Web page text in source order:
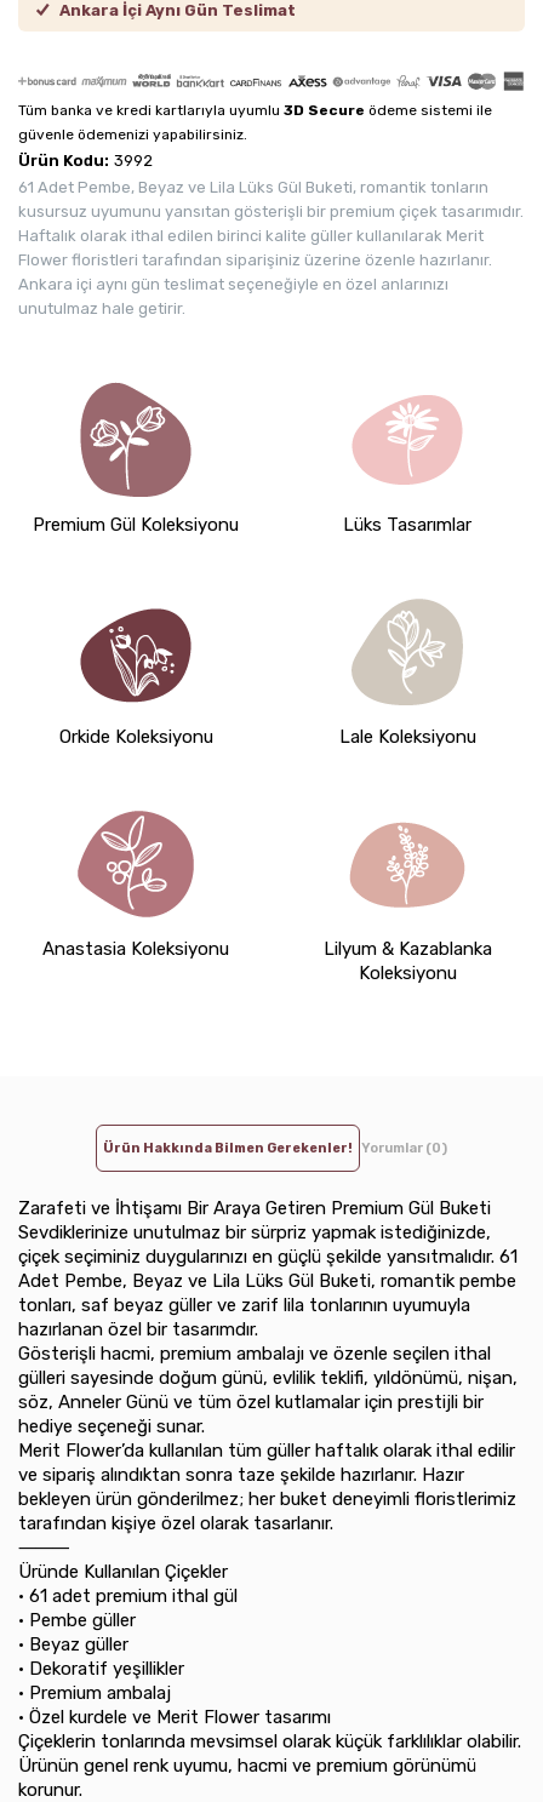
Ankara İçi Aynı Gün Teslimat
Tüm banka ve kredi kartlarıyla uyumlu 3D Secure ödeme sistemi ile
güvenle ödemenizi yapabilirsiniz.
Ürün Kodu: 3992
61 Adet Pembe, Beyaz ve Lila Lüks Gül Buketi, romantik tonların
kusursuz uyumunu yansıtan gösterişli bir premium çiçek tasarımıdır.
Haftalık olarak ithal edilen birinci kalite güller kullanılarak Merit
Flower floristleri tarafından siparişiniz üzerine özenle hazırlanır.
Ankara içi aynı gün teslimat seçeneğiyle en özel anlarınızı
unutulmaz hale getirir.
Premium Gül Koleksiyonu Lüks Tasarımlar
Orkide Koleksiyonu Lale Koleksiyonu
Anastasia Koleksiyonu
Lilyum & Kazablanka
Koleksiyonu
Ürün Hakkında Bilmen Gerekenler! Yorumlar (0)
Zarafeti ve İhtişamı Bir Araya Getiren Premium Gül Buketi
Sevdiklerinize unutulmaz bir sürpriz yapmak istediğinizde,
çiçek seçiminiz duygularınızı en güçlü şekilde yansıtmalıdır. 61
Adet Pembe, Beyaz ve Lila Lüks Gül Buketi, romantik pembe
tonları, saf beyaz güller ve zarif lila tonlarının uyumuyla
hazırlanan özel bir tasarımdır.
Gösterişli hacmi, premium ambalajı ve özenle seçilen ithal
gülleri sayesinde doğum günü, evlilik teklifi, yıldönümü, nişan,
söz, Anneler Günü ve tüm özel kutlamalar için prestijli bir
hediye seçeneği sunar.
Merit Flower’da kullanılan tüm güller haftalık olarak ithal edilir
ve sipariş alındıktan sonra taze şekilde hazırlanır. Hazır
bekleyen ürün gönderilmez; her buket deneyimli floristlerimiz
tarafından kişiye özel olarak tasarlanır.
⸻
Üründe Kullanılan Çiçekler
•⁠ ⁠61 adet premium ithal gül
•⁠ ⁠Pembe güller
•⁠ ⁠Beyaz güller
•⁠ ⁠Dekoratif yeşillikler
•⁠ ⁠Premium ambalaj
•⁠ ⁠Özel kurdele ve Merit Flower tasarımı
Çiçeklerin tonlarında mevsimsel olarak küçük farklılıklar olabilir.
Ürünün genel renk uyumu, hacmi ve premium görünümü
korunur.